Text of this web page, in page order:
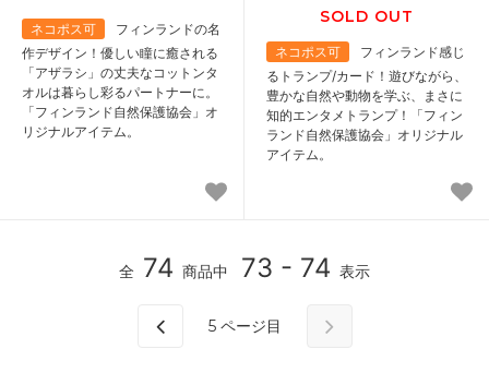
ネコポス可
フィンランドの名
作デザイン！優しい瞳に癒される
「アザラシ」の丈夫なコットンタ
オルは暮らし彩るパートナーに。
「フィンランド自然保護協会」オ
リジナルアイテム。
SOLD OUT
ネコポス可
フィンランド感じ
るトランプ/カード！遊びながら、
豊かな自然や動物を学ぶ、まさに
知的エンタメトランプ！「フィン
ランド自然保護協会」オリジナル
アイテム。
全 74 商品中 73 - 74 表示
5 ページ目